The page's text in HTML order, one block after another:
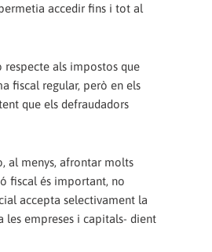
accedir fins i tot al
als impostos que
fiscal regular, però en els
que els defraudadors
al menys, afrontar molts
fiscal és important, no
accepta selectivament la
les empreses i capitals- dient